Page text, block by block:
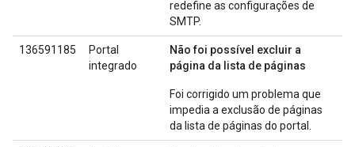
redefine as configurações de
SMTP.
136591185
Portal
integrado
Não foi possível excluir a
página da lista de páginas
Foi corrigido um problema que
impedia a exclusão de páginas
da lista de páginas do portal.